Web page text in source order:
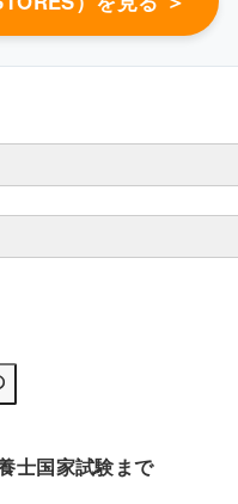
士国家試験まで